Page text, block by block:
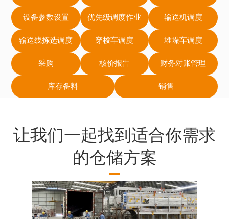
设备参数设置 优先级调度作业 输送机调度
输送线拣选调度 穿梭车调度 堆垛车调度
采购 核价报告 财务对账管理
库存备料 销售
让我们一起找到适合你需求
的仓储方案